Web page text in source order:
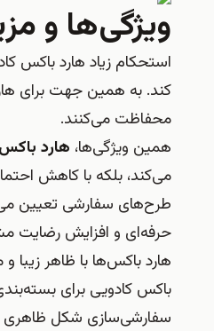
ویژگی‌ها و
استحکام زیاد هارد باکس
کند. به همین جهت برای
محفاظت می‌‎کنند.
همین ویژگی‌ها، هارد باکس
می‌کند، بلکه با کاهش
طرح‌های سفارشی تعیین
حرفه‌ای و افزایش رضایت
هارد باکس‌ها با ظاهر
باکس کادویی برای
سفارشی‌سازی شکل ظاهری